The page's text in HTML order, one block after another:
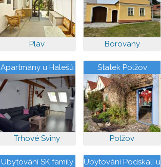
Plav Borovany
Apartmány u Halešů
Trhové Sviny
Statek Polžov
Polžov
Ubytování SK family
Ubytování Podskalí u